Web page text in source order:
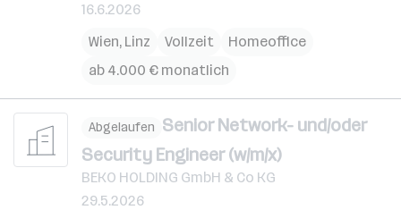
16.6.2026
Wien, Linz Vollzeit
Homeoffice
ab 4.000 € monatlich
Abgelaufen Senior Network- und/oder
Security Engineer (w/m/x)
BEKO HOLDING GmbH & Co KG
29.5.2026